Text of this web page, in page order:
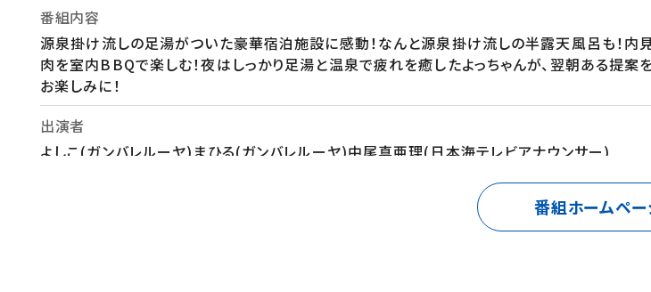
番組内容
源泉掛け流しの足湯がついた豪華宿泊施設に感動！なんと源泉掛け流しの半露天風呂も！内
肉を室内BBQで楽しむ！夜はしっかり足湯と温泉で疲れを癒したよっちゃんが、翌朝ある提案
お楽しみに！
出演者
よしこ(ガンバレルーヤ)まひる(ガンバレルーヤ)中尾真亜理(日本海テレビアナウンサー)
番組ホームペー